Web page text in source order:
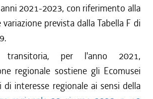
2021-2023, con riferimento alla
prevista dalla Tabella F di
per l'anno 2021,
regionale sostiene gli Ecomusei
di interesse regionale ai sensi della